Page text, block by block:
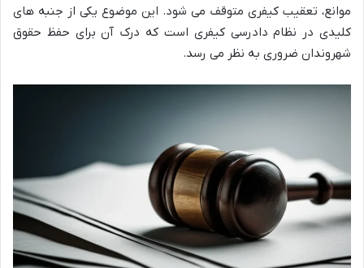
موانع، تعقیب کیفری متوقف می شود. این موضوع یکی از جنبه های
کلیدی در نظام دادرسی کیفری است که درک آن برای حفظ حقوق
شهروندان ضروری به نظر می رسد.